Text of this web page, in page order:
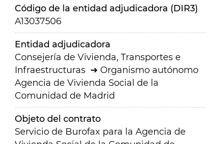
Código de la entidad adjudicadora (DIR3)
A13037506
Entidad adjudicadora
Consejería de Vivienda, Transportes e
Infraestructuras
Organismo autónomo
Agencia de Vivienda Social de la
Comunidad de Madrid
Objeto del contrato
Servicio de Burofax para la Agencia de